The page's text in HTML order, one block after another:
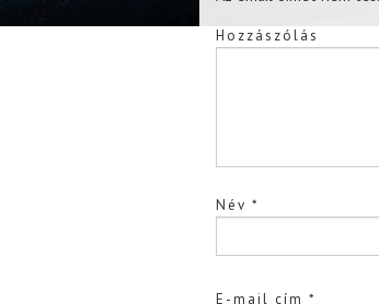
Hozzászólás
Név *
E-mail cím *